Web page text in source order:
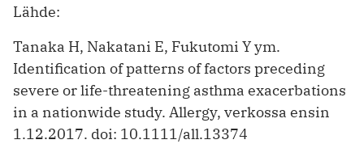
Lähde:
Tanaka H, Nakatani E, Fukutomi Y ym.
Identification of patterns of factors preceding
severe or life-threatening asthma exacerbations
in a nationwide study. Allergy, verkossa ensin
1.12.2017. doi: 10.1111/all.13374